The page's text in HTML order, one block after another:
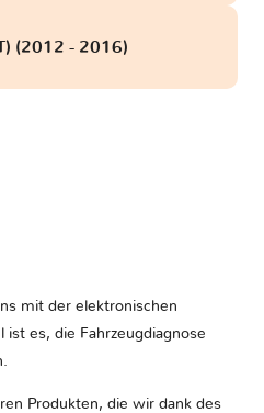
(2012 - 2016)
mit der elektronischen
ist es, die Fahrzeugdiagnose
Produkten, die wir dank des